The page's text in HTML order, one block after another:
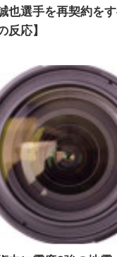
也選手を再契約を
反応】